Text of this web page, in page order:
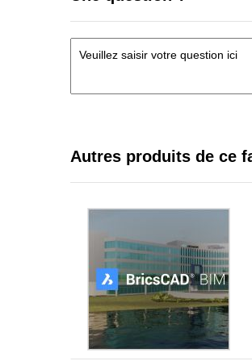
Autres produits de ce